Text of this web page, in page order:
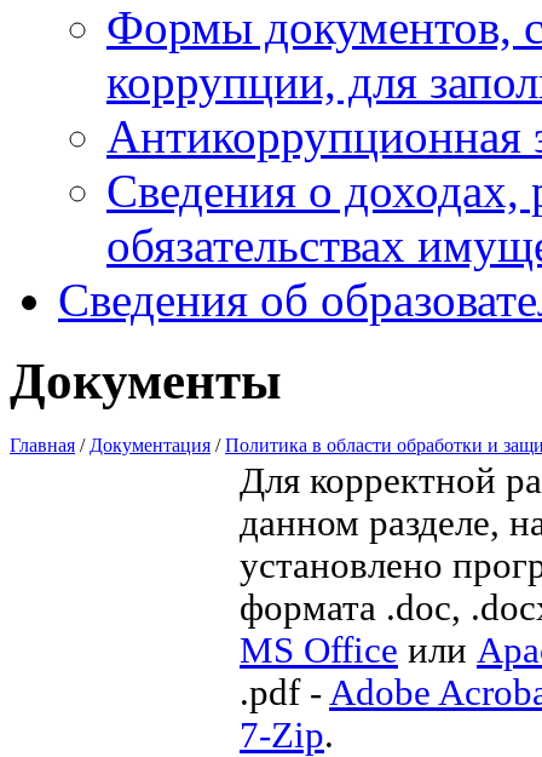
Формы документов,
коррупции, для
Антикоррупционная
Сведения о доходах,
обязательствах
Сведения об
Документы
Главная / Документация /Политика в области обработки и
Для корректной
данном разделе,
установлено
формата .doc,
MS Office или
.pdf -Adobe
7-Zip.